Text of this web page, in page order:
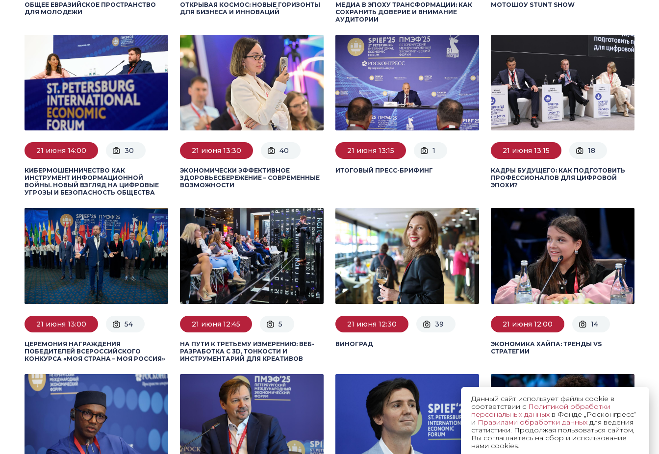
ОБЩЕЕ ЕВРАЗИЙСКОЕ ПРОСТРАНСТВО
ДЛЯ МОЛОДЕЖИ
ОТКРЫВАЯ КОСМОС: НОВЫЕ ГОРИЗОНТЫ
ДЛЯ БИЗНЕСА И ИННОВАЦИЙ
МЕДИА В ЭПОХУ ТРАНСФОРМАЦИИ: КАК
СОХРАНИТЬ ДОВЕРИЕ И ВНИМАНИЕ
АУДИТОРИИ
МОТОШОУ STUNT SHOW
21 июня 14:00 30
КИБЕРМОШЕННИЧЕСТВО КАК
ИНСТРУМЕНТ ИНФОРМАЦИОННОЙ
ВОЙНЫ. НОВЫЙ ВЗГЛЯД НА ЦИФРОВЫЕ
УГРОЗЫ И БЕЗОПАСНОСТЬ ОБЩЕСТВА
21 июня 13:30 40
ЭКОНОМИЧЕСКИ ЭФФЕКТИВНОЕ
ЗДОРОВЬЕСБЕРЕЖЕНИЕ – СОВРЕМЕННЫЕ
ВОЗМОЖНОСТИ
21 июня 13:15 1
ИТОГОВЫЙ ПРЕСС-БРИФИНГ
21 июня 13:15 18
КАДРЫ БУДУЩЕГО: КАК ПОДГОТОВИТЬ
ПРОФЕССИОНАЛОВ ДЛЯ ЦИФРОВОЙ
ЭПОХИ?
21 июня 13:00 54
ЦЕРЕМОНИЯ НАГРАЖДЕНИЯ
ПОБЕДИТЕЛЕЙ ВСЕРОССИЙСКОГО
КОНКУРСА «МОЯ СТРАНА – МОЯ РОССИЯ»
21 июня 12:45 5
НА ПУТИ К ТРЕТЬЕМУ ИЗМЕРЕНИЮ: ВЕБ-
РАЗРАБОТКА С 3D, ТОНКОСТИ И
ИНСТРУМЕНТАРИЙ ДЛЯ КРЕАТИВОВ
21 июня 12:30 39
ВИНОГРАД
21 июня 12:00 14
ЭКОНОМИКА ХАЙПА: ТРЕНДЫ VS
СТРАТЕГИИ
Данный сайт использует файлы cookie в
соответствии с Политикой обработки
персональных данныхв Фонде „Росконгресс“
и Правилами обработки данныхдля ведения
статистики. Продолжая пользоваться сайтом,
Вы соглашаетесь на сбор и использование
нами cookies.